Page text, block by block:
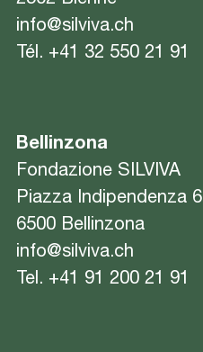
info@silviva.ch
Tél. +41 32 550 21 91
Bellinzona
Fondazione SILVIVA
Piazza Indipendenza 6
6500 Bellinzona
info@silviva.ch
Tel. +41 91 200 21 91